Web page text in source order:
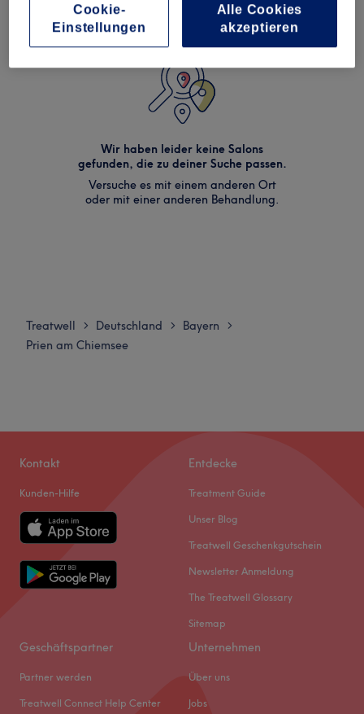
Wir haben leider keine Salons
gefunden, die zu deiner Suche passen.
Versuche es mit einem anderen Ort
oder mit einer anderen Behandlung.
Treatwell > Deutschland > Bayern >
Prien am Chiemsee
Kontakt
Kunden-Hilfe
Entdecke
Treatment Guide
Unser Blog
Treatwell Geschenkgutschein
Newsletter Anmeldung
The Treatwell Glossary
Sitemap
Geschäftspartner
Partner werden
Treatwell Connect Help Center
Unternehmen
Über uns
Jobs
Cookie-
Einstellungen
Alle Cookies
akzeptieren